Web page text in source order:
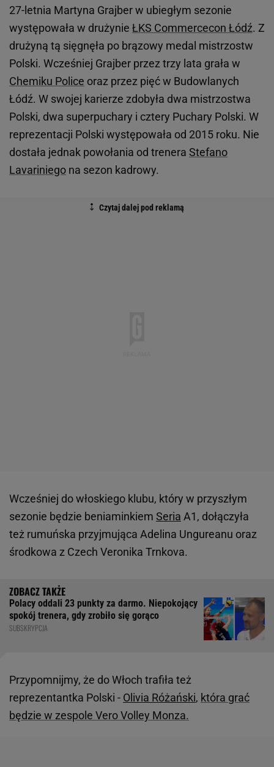
27-letnia Martyna Grajber w ubiegłym sezonie
występowała w drużynie ŁKS Commercecon Łódź. Z
drużyną tą sięgnęła po brązowy medal mistrzostw
Polski. Wcześniej Grajber przez trzy lata grała w
Chemiku Police oraz przez pięć w Budowlanych
Łódź. W swojej karierze zdobyła dwa mistrzostwa
Polski, dwa superpuchary i cztery Puchary Polski. W
reprezentacji Polski występowała od 2015 roku. Nie
dostała jednak powołania od trenera Stefano
Lavariniego na sezon kadrowy.
Wcześniej do włoskiego klubu, który w przyszłym
sezonie będzie beniaminkiem Seria A1, dołączyła
też rumuńska przyjmująca Adelina Ungureanu oraz
środkowa z Czech Veronika Trnkova.
Polacy oddali 23 punkty za darmo. Niepokojący
spokój trenera, gdy zrobiło się gorąco
SUBSKRYPCJA
Przypomnijmy, że do Włoch trafiła też
reprezentantka Polski - Olivia Różański, która grać
będzie w zespole Vero Volley Monza.